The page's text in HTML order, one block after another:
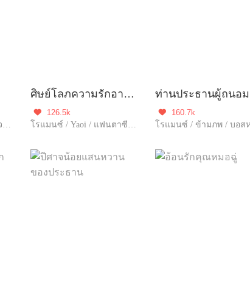
รักวัยเรียน / Yaoi / คุณอาจชอบ / ฮอต / ฝ่าอุปสรรค / วัยรุ่น / อุ่นใจ / รักเดียวใจเดียว / โชคชะตา / สดใส / จบ
ศิษย์โลภความรักอาจารย์

126.5k
โรแมนซ์ / Yaoi / แฟนตาซี / จีนโบราณ / ฮอต / โลกลึกลับ / รักเศร้า / ความรัก / ล่าปีศาจ / ปกป้อง / รักเดียวใจเดียว / เอาแต่ใจ

160.7k